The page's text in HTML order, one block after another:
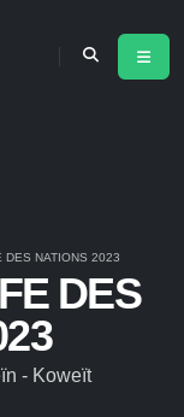
DES
- Koweït
DES NATIONS 2023